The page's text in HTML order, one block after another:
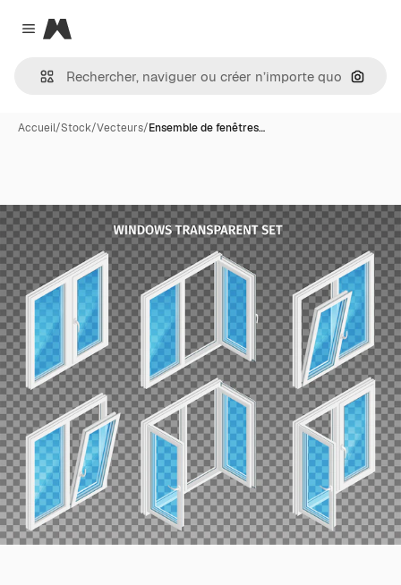
Close menu
Magnific
Accueil/Stock/Vecteurs/Ensemble de fenêtres…